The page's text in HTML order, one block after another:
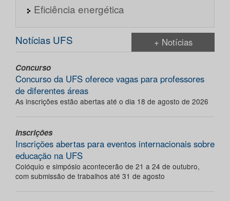
Eficiência energética
Notícias UFS + Notícias
Concurso
Concurso da UFS oferece vagas para professores
de diferentes áreas
As inscrições estão abertas até o dia 18 de agosto de 2026
Inscrições
Inscrições abertas para eventos internacionais sobre
educação na UFS
Colóquio e simpósio acontecerão de 21 a 24 de outubro,
com submissão de trabalhos até 31 de agosto